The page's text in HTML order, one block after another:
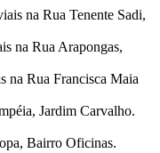
na Rua Tenente Sadi,
na Rua Arapongas,
na Rua Francisca Maia
Jardim Carvalho.
Bairro Oficinas.